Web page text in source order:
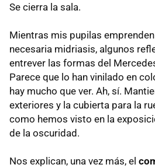
Se cierra la sala.
Mientras mis pupilas
necesaria midriasis, algunos
entrever las formas del
Parece que lo han vinilado en
hay mucho que ver. Ah, sí.
exteriores y la cubierta para la
como hemos visto en la
de la oscuridad.
Nos explican, una vez más, el